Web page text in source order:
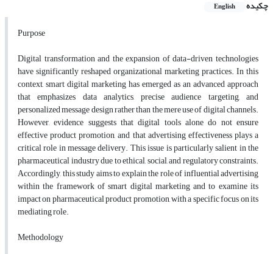
چکیده English
Purpose
Digital transformation and the expansion of data-driven technologies
have significantly reshaped organizational marketing practices. In this
context, smart digital marketing has emerged as an advanced approach
that emphasizes data analytics, precise audience targeting, and
personalized message design rather than the mere use of digital channels.
However, evidence suggests that digital tools alone do not ensure
effective product promotion, and that advertising effectiveness plays a
critical role in message delivery. This issue is particularly salient in the
pharmaceutical industry due to ethical, social, and regulatory constraints.
Accordingly, this study aims to explain the role of influential advertising
within the framework of smart digital marketing and to examine its
impact on pharmaceutical product promotion, with a specific focus on its
mediating role.
Methodology